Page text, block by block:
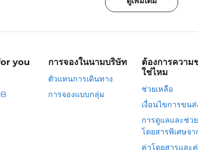
you การจองในนามบริษัท
ตัวแทนการเดินทาง
การจองแบบกลุ่ม
ต้องการความ
ใช่ไหม
ช่วยเหลือ
เงื่อนไขการขนส่
การดูแลและช่ว
โดยสารพิเศษจ
ค่าโดยสารและ